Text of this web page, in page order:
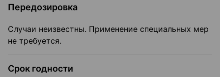
Передозировка
Случаи неизвестны. Применение специальных мер
не требуется.
Срок годности